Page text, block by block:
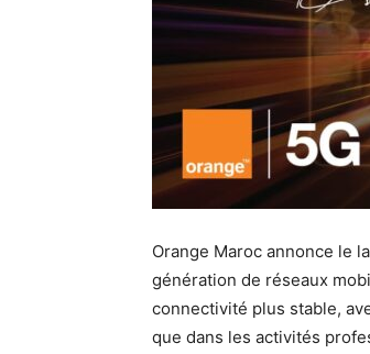
Orange Maroc annonce le
génération de réseaux
connectivité plus stable,
que dans les activités